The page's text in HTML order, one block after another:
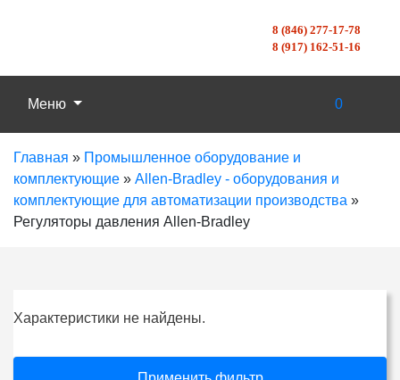
8 (846) 277-17-78
8 (917) 162-51-16
Меню 0
Главная » Промышленное оборудование и
комплектующие » Allen-Bradley - оборудования и
комплектующие для автоматизации производства »
Регуляторы давления Allen-Bradley
Характеристики не найдены.